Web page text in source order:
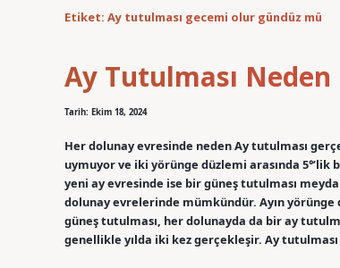
Etiket: Ay tutulması gecemi olur gündüz mü
Ay Tutulması
Tarih: Ekim 18, 2024
Her dolunay evresinde neden Ay tutulması
uymuyor ve iki yörünge düzlemi arasında 5°’lik
yeni ay evresinde ise bir güneş tutulması
dolunay evrelerinde mümkündür. Ayın
güneş tutulması, her dolunayda da bir ay
genellikle yılda iki kez gerçekleşir. Ay